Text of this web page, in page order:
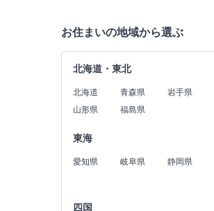
お住まいの地域から選ぶ
北海道・東北
北海道 青森県 岩手県
山形県
福島県
東海
愛知県 岐阜県 静岡県
四国